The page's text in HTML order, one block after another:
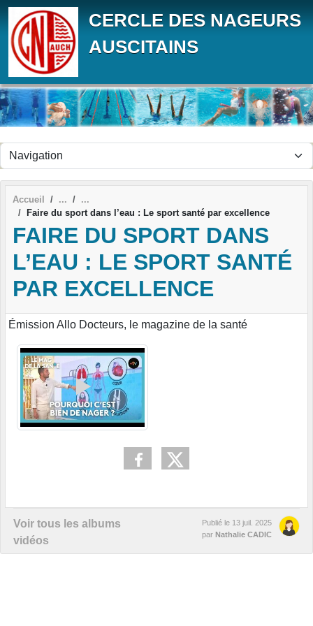
CERCLE DES NAGEURS
AUSCITAINS
Accueil
Faire du sport dans l’eau : Le sport santé par excellence
FAIRE DU SPORT DANS
L’EAU : LE SPORT SANTÉ
PAR EXCELLENCE
Émission Allo Docteurs, le magazine de la santé
Voir tous les albums
vidéos
Publié le 13 juil. 2025
par Nathalie CADIC
Panneau de gestion des cookies